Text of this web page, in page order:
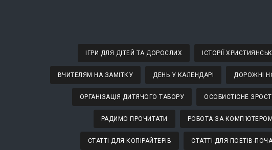
ІГРИ ДЛЯ ДІТЕЙ ТА ДОРОСЛИХ ІСТОРІЇ
ВЧИТЕЛЯМ НА ЗАМІТКУ ДЕНЬ У КАЛЕНДАРІ ДОРОЖНІ
ОРГАНІЗАЦІЯ ДИТЯЧОГО ТАБОРУ ОСОБИСТІСНЕ
РАДИМО ПРОЧИТАТИ РОБОТА ЗА КОМП'ЮТЕРОМ
СТАТТІ ДЛЯ КОПІРАЙТЕРІВ СТАТТІ ДЛЯ ПОЕТІВ-